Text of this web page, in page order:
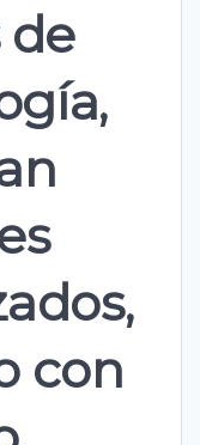
de
con